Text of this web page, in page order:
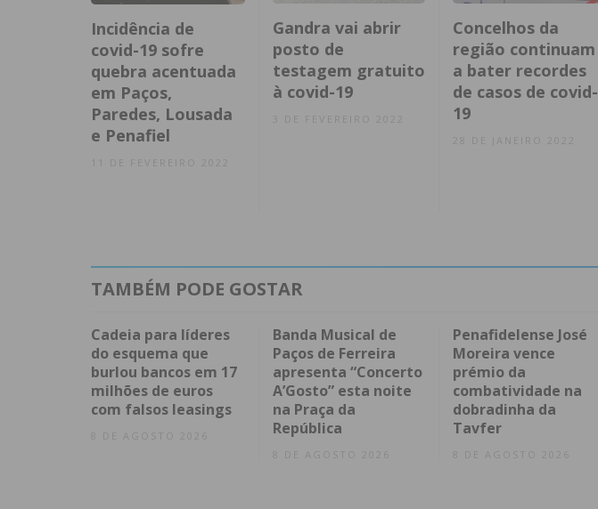
Incidência de
covid-19 sofre
quebra acentuada
em Paços,
Paredes, Lousada
e Penafiel
Gandra vai abrir
posto de
testagem gratuito
à covid-19
Concelhos da
região continuam
a bater recordes
de casos de covid-
19
28 DE JANEIRO 2022
TAMBÉM PODE GOSTAR
Cadeia para líderes
do esquema que
burlou bancos em 17
milhões de euros
com falsos leasings
8 DE AGOSTO 2026
Banda Musical de
Paços de Ferreira
apresenta “Concerto
A’Gosto” esta noite
na Praça da
República
8 DE AGOSTO 2026
Penafidelense José
Moreira vence
prémio da
combatividade na
dobradinha da
Tavfer
8 DE AGOSTO 2026